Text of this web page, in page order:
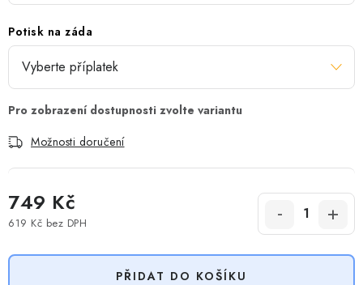
Potisk na záda
Možnosti doručení
749 Kč
619 Kč bez DPH
PŘIDAT DO KOŠÍKU